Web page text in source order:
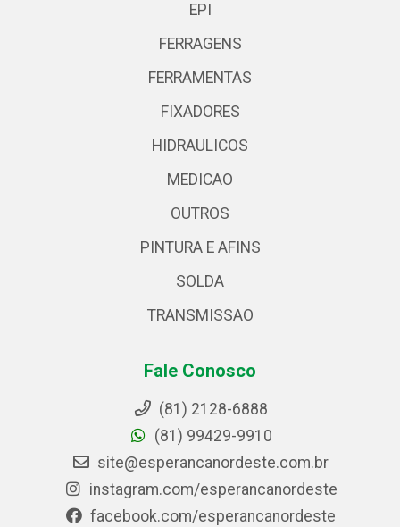
EPI
FERRAGENS
FERRAMENTAS
FIXADORES
HIDRAULICOS
MEDICAO
OUTROS
PINTURA E AFINS
SOLDA
TRANSMISSAO
Fale Conosco
(81) 2128-6888
(81) 99429-9910
site@esperancanordeste.com.br
instagram.com/esperancanordeste
facebook.com/esperancanordeste